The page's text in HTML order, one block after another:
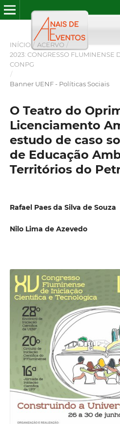
INÍCIO / ACERVO /
2023: CONGRESSO FLUMINENSE
CONPG
/
Banner UENF - Políticas Sociais
O Teatro do
Licenciamento
estudo de caso
de Educação
Territórios do
Rafael Paes da Silva de Souza
Nilo Lima de Azevedo